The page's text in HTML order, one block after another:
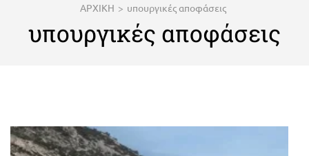
ΑΡΧΙΚΗ > υπουργικές αποφάσεις
υπουργικές αποφάσεις